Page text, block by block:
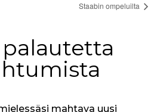
Staabin ompeluilta
mahtava uusi